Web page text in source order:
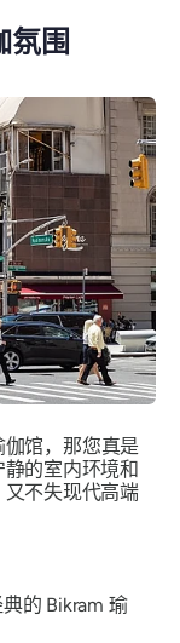
围
馆，那您真是
的室内环境和
不失现代高端
的 Bikram 瑜